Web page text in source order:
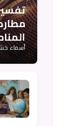
أسماء